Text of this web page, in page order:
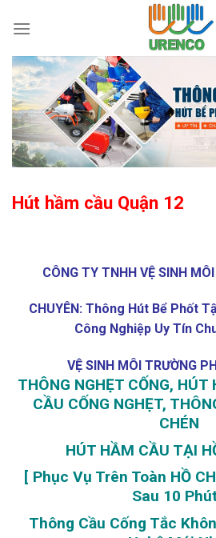
Hút hầm cầu Quận 12
CÔNG TY TNHH VỆ SINH
CHUYÊN: Thông Hút Bể Phốt
Công Nghiệp Uy Tín
VỆ SINH MÔI TRƯỜNG
THÔNG NGHẸT CỐNG,
CẦU CỐNG NGHẸT,
CHÉN
HÚT HẦM CẦU TẠI
[ Phục Vụ Trên Toàn HỒ
Sau 10
Thông Cầu Cống Tắc